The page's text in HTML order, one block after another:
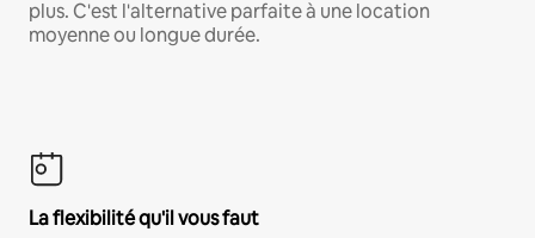
plus. C'est l'alternative parfaite à une location
moyenne ou longue durée.
La flexibilité qu'il vous faut